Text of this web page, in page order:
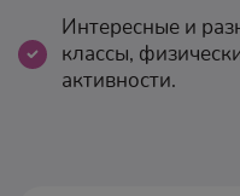
Интересные и
классы,
активности.